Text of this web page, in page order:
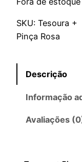
SKU: Tesoura +
Pinça Rosa
Descrição
Informação
Avaliações